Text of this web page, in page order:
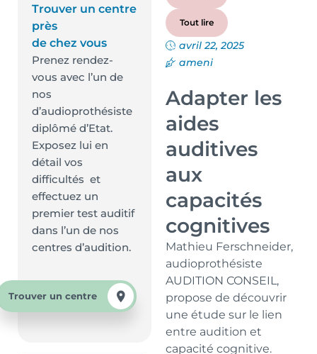
Trouver un centre
près
de chez vous
Prenez rendez-
vous avec l’un de
nos
d’audioprothésiste
diplômé d’Etat.
Exposez lui en
détail vos
difficultés et
effectuez un
premier test auditif
dans l’un de nos
centres d’audition.
Trouver un centre
Tout lire
avril 22, 2025
ameni
Adapter les
aides
auditives
aux
capacités
cognitives
Mathieu Ferschneider,
audioprothésiste
AUDITION CONSEIL,
propose de découvrir
une étude sur le lien
entre audition et
capacité cognitive.